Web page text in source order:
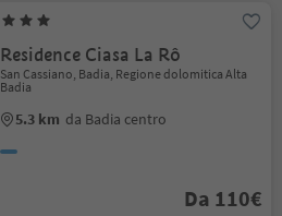
Residence Ciasa La Rô
San Cassiano, Badia, Regione dolomitica Alta
Badia
5.3 km da Badia centro
Da 110€